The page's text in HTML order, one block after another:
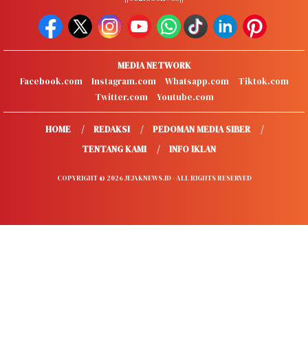
MEDIA NETWORK
Facebook.com
Instagram.com Whatsapp.com
Tiktok.com
Twitter.com
Youtube.com
HOME REDAKSI
PEDOMAN MEDIA SIBER
TENTANG KAMI
INFO IKLAN
COPYRIGHT © 2026 JEJAKNEWS.ID - ALL RIGHTS RESERVED